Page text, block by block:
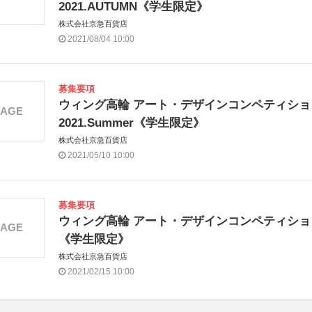
2021.AUTUMN《学生限定》
株式会社京急百貨店
2021/08/04 10:00
募集要項
ウィング高輪 アート・デザインコンペティシ
2021.Summer《学生限定》
株式会社京急百貨店
2021/05/10 10:00
募集要項
ウィング高輪 アート・デザインコンペティシ
《学生限定》
株式会社京急百貨店
2021/02/15 10:00